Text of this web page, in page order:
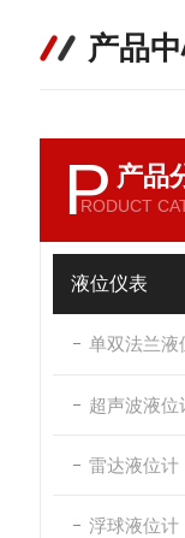
产品
P 产品
RODUCT
液位仪表
单双法兰液
超声波液位
雷达液位计
浮球液位计